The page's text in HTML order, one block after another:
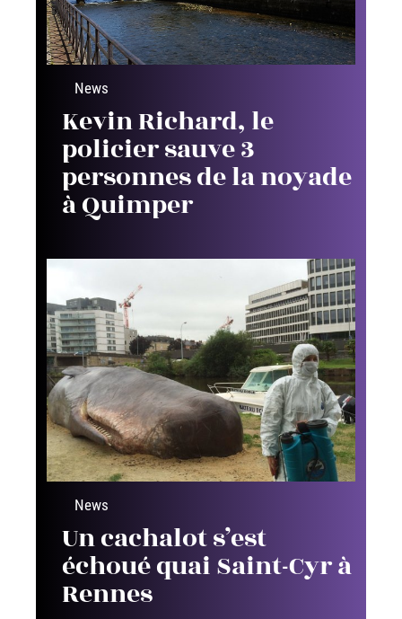
News
Kevin Richard, le
policier sauve 3
personnes de la noyade
à Quimper
News
Un cachalot s’est
échoué quai Saint-Cyr à
Rennes